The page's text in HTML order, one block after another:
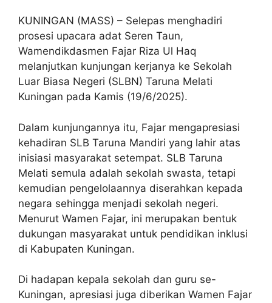
KUNINGAN (MASS) – Selepas menghadiri
prosesi upacara adat Seren Taun,
Wamendikdasmen Fajar Riza Ul Haq
melanjutkan kunjungan kerjanya ke Sekolah
Luar Biasa Negeri (SLBN) Taruna Melati
Kuningan pada Kamis (19/6/2025).
Dalam kunjungannya itu, Fajar mengapresiasi
kehadiran SLB Taruna Mandiri yang lahir atas
inisiasi masyarakat setempat. SLB Taruna
Melati semula adalah sekolah swasta, tetapi
kemudian pengelolaannya diserahkan kepada
negara sehingga menjadi sekolah negeri.
Menurut Wamen Fajar, ini merupakan bentuk
dukungan masyarakat untuk pendidikan inklusi
di Kabupaten Kuningan.
Di hadapan kepala sekolah dan guru se-
Kuningan, apresiasi juga diberikan Wamen Fajar